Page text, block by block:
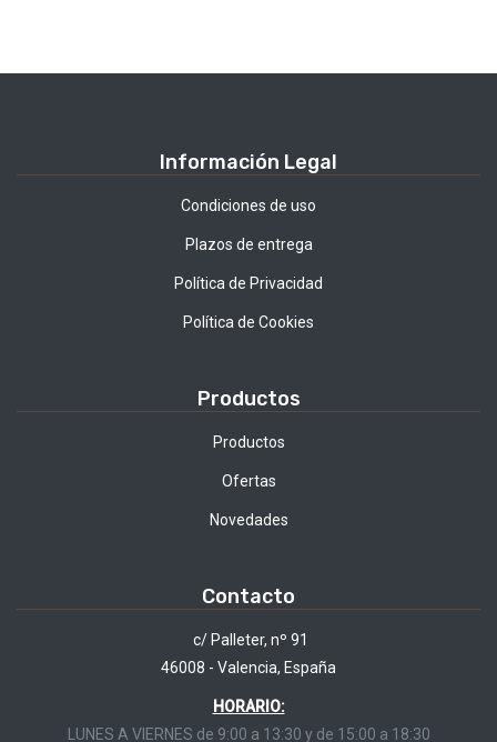
Información Legal
Condiciones de uso
Plazos de entrega
Política de Privacidad
Política de Cookies
Productos
Productos
Ofertas
Novedades
Contacto
c/ Palleter, nº 91
46008 - Valencia, España
HORARIO:
LUNES A VIERNES de 9:00 a 13:30 y de 15:00 a 18:30